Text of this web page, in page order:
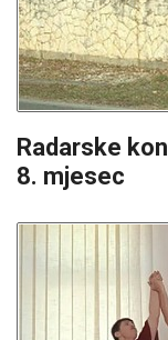
Radarske
8. mjesec